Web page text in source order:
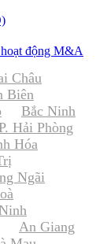
động M&A
Châu
Biên
Bắc Ninh
Hải Phòng
Hóa
Ngãi
An Giang